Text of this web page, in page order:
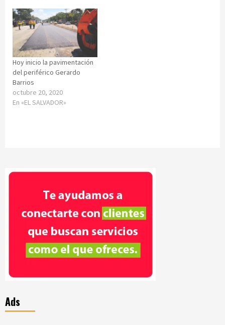
Hoy inicio la pavimentación
del periférico Gerardo
Barrios
octubre 20, 2020
En «EL SALVADOR»
Ads